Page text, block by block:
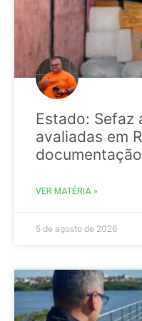
Estado: Sefaz
avaliadas em
VER MATÉRIA »
5 de agosto de 2026